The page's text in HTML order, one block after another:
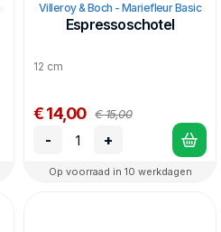
Villeroy & Boch - Mariefleur Basic
Espressoschotel
12 cm
€ 14,00 € 15,00
- +
Op voorraad in 10 werkdagen